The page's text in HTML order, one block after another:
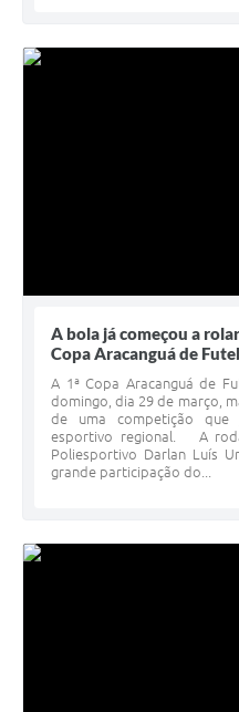
A bola já começou a
Copa Aracanguá de
A 1ª Copa Aracanguá de
domingo, dia 29 de março,
de uma competição que
esportivo regional. A
Poliesportivo Darlan Luís
grande participação do...